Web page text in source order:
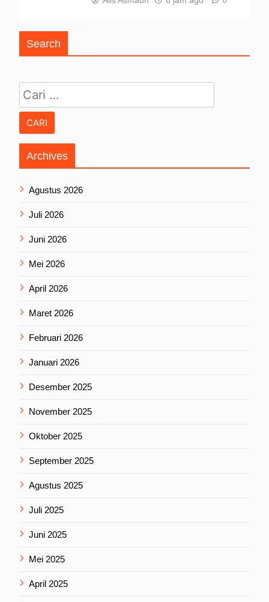
Search
Archives
Agustus 2026
Juli 2026
Juni 2026
Mei 2026
April 2026
Maret 2026
Februari 2026
Januari 2026
Desember 2025
November 2025
Oktober 2025
September 2025
Agustus 2025
Juli 2025
Juni 2025
Mei 2025
April 2025